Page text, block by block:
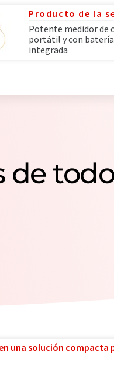
Producto de la
Potente medidor de
portátil y con
integrada
de
una solución compacta